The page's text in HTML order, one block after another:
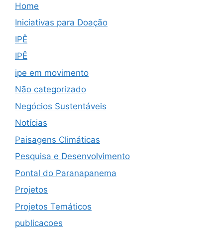
Home
Iniciativas para Doação
IPÊ
IPÊ
ipe em movimento
Não categorizado
Negócios Sustentáveis
Notícias
Paisagens Climáticas
Pesquisa e Desenvolvimento
Pontal do Paranapanema
Projetos
Projetos Temáticos
publicacoes